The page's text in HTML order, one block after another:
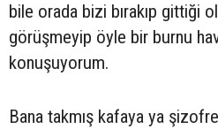
bile orada bizi bırakıp gittiği
görüşmeyip öyle bir burnu
konuşuyorum.
Bana takmış kafaya ya